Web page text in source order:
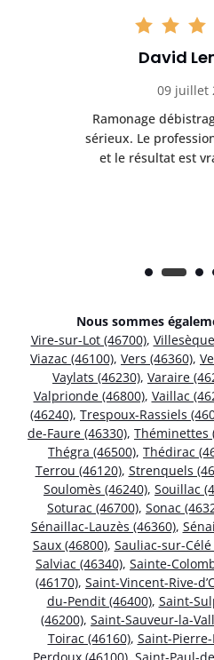
David
09 juillet
Ramonage
sérieux. Le
et le résultat est
Nous sommes
Vire-sur-Lot (46700),
Viazac (46100), Vers (46360),
Vaylats (46230), Varaire
Valprionde (46800), Vaillac
(46240), Trespoux-Rassiels
de-Faure (46330), Théminettes
Thégra (46500), Thédirac
Terrou (46120), Strenquels
Soulomès (46240), Souillac
Soturac (46700), Sonac
Sénaillac-Lauzès (46360),
Saux (46800), Sauliac-sur-Célé
Salviac (46340), Sainte-
(46170), Saint-Vincent-Rive-
du-Pendit (46400), Saint-
(46200), Saint-Sauveur-la-
Toirac (46160), Saint-